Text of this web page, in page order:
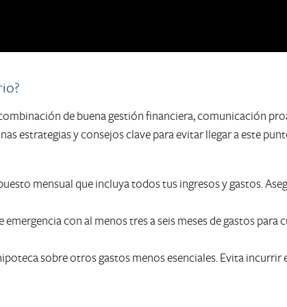
de buena gestión financiera, comunicación
estrategias y consejos clave para evitar llegar a este
mensual que incluya todos tus ingresos y gastos.
con al menos tres a seis meses de gastos
sobre otros gastos menos esenciales. Evita